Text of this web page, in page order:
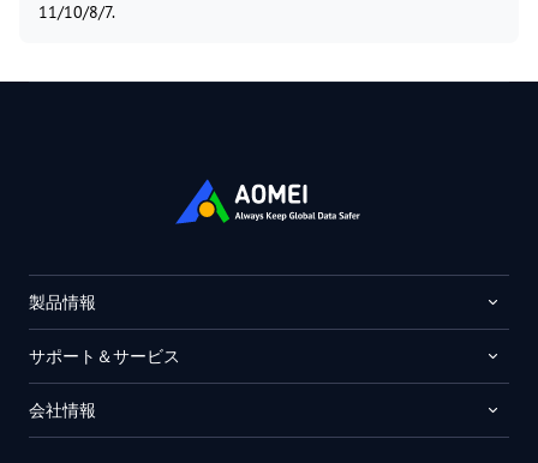
11/10/8/7.
製品情報
サポート＆サービス
会社情報